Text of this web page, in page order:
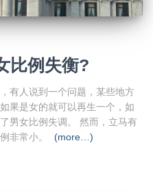
比例失衡?
有人说到一个问题，某些地方
果是女的就可以再生一个，如
男女比例失调。 然而，立马有
非常小。
(more…)